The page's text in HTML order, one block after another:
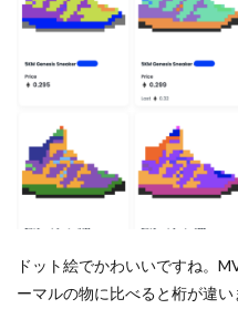
ドット絵でかわいいですね。
ーマルの物に比べると桁が違